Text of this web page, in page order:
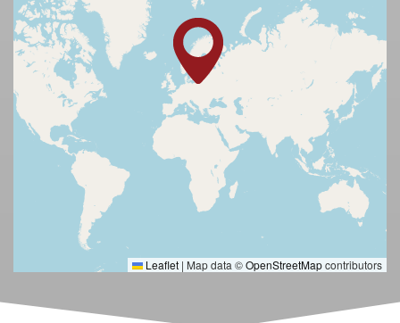
Leaflet | Map data ©OpenStreetMapcontributors